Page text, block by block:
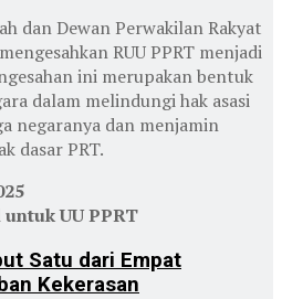
dan Dewan Perwakilan Rakyat
RUU PPRT menjadi
ini merupakan bentuk
dalam melindungi hak asasi
negaranya dan menjamin
dasar PRT.
UU PPRT
Satu dari Empat
Kekerasan